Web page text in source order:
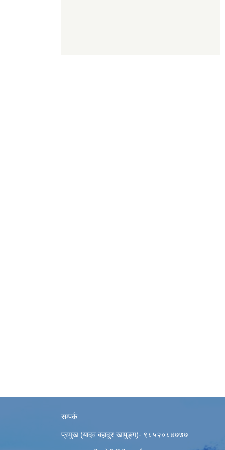
सम्पर्क
प्रमुख (यादव बहादुर खापुङ्ग)- ९८५२०८४७७७